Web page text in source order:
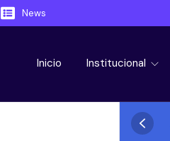
News
Inicio Institucional